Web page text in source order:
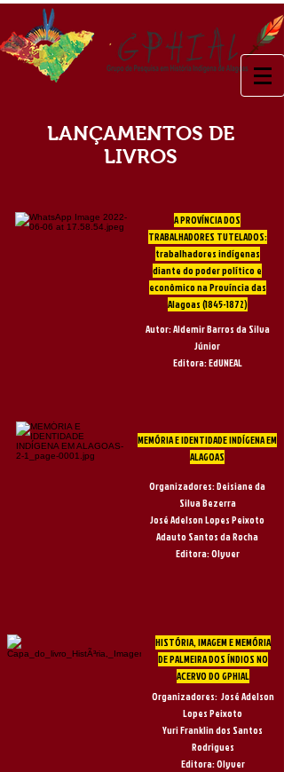
LANÇAMENTOS DE
LIVROS
A PROVÍNCIA DOS
TRABALHADORES TUTELADOS:
trabalhadores indígenas
diante do poder político e
econômico na Província das
Alagoas(1845-1872)
Autor: Aldemir Barros da Silva
Júnior
Editora: EdUNEAL
MEMÓRIA E IDENTIDADE INDÍGENA EM
ALAGOAS
Organizadores: Deisiane da
Silva Bezerra
José Adelson Lopes Peixoto
Adauto Santos da Rocha
Editora: Olyver
HISTÓRIA, IMAGEM E MEMÓRIA
DE PALMEIRA DOS ÍNDIOS NO
ACERVO DO GPHIAL
Organizadores: José Adelson
Lopes Peixoto
Yuri Franklin dos Santos
Rodrigues
Editora: Olyver